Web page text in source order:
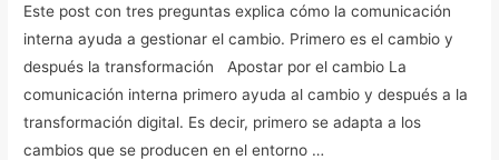
Este post con tres preguntas explica cómo la comunicación
interna ayuda a gestionar el cambio. Primero es el cambio y
después la transformación Apostar por el cambio La
comunicación interna primero ayuda al cambio y después a la
transformación digital. Es decir, primero se adapta a los
cambios que se producen en el entorno …
cambio